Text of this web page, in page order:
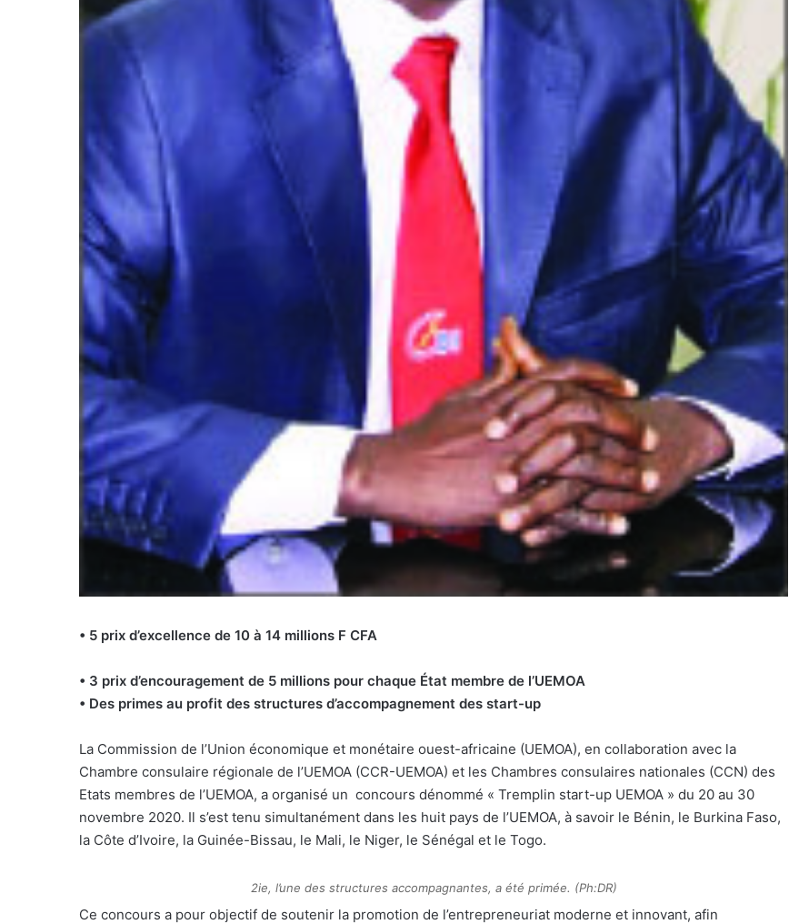
• 5 prix d’excellence de 10 à 14 millions F CFA
• 3 prix d’encouragement de 5 millions pour chaque État membre de l’UEMOA
• Des primes au profit des structures d’accompagnement des start-up
La Commission de l’Union économique et monétaire ouest-africaine (UEMOA), en collaboration avec la
Chambre consulaire régionale de l’UEMOA (CCR-UEMOA) et les Chambres consulaires nationales (CCN) des
Etats membres de l’UEMOA, a organisé un concours dénommé « Tremplin start-up UEMOA » du 20 au 30
novembre 2020. Il s’est tenu simultanément dans les huit pays de l’UEMOA, à savoir le Bénin, le Burkina Faso,
la Côte d’Ivoire, la Guinée-Bissau, le Mali, le Niger, le Sénégal et le Togo.
2ie, l’une des structures accompagnantes, a été primée. (Ph:DR)
Ce concours a pour objectif de soutenir la promotion de l’entrepreneuriat moderne et innovant, afin